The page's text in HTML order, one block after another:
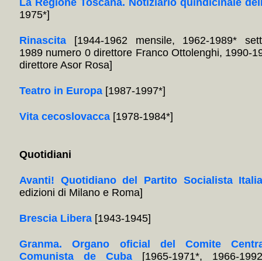
La Regione Toscana. Notiziario quindicinale
1975*]
Rinascita [1944-1962 mensile, 1962-1989*
1989 numero 0 direttore Franco Ottolenghi, 1990-
direttore Asor Rosa]
Teatro in Europa [1987-1997*]
Vita cecoslovacca [1978-1984*]
Quotidiani
Avanti! Quotidiano del Partito Socialista
edizioni di Milano e Roma]
Brescia Libera [1943-1945]
Granma. Organo oficial del Comite
Comunista de Cuba [1965-1971*, 1966-